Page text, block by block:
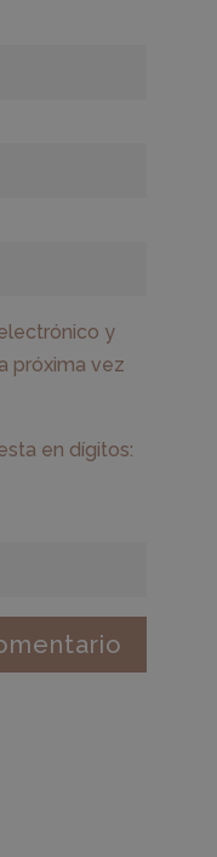
y
próxima vez
en dígitos: